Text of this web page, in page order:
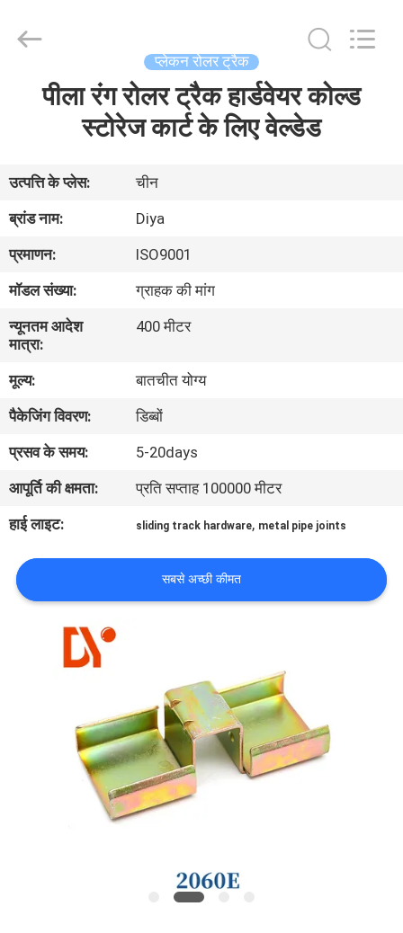
हमारे
बारे
कारखाना
गुणवत्ता
नियंत्रण
संपर्क
समाचार
प्लेकन रोलर ट्रैक
पीला रंग रोलर ट्रैक हार्डवेयर कोल्ड
स्टोरेज कार्ट के लिए वेल्डेड
उत्पत्ति के प्लेस:
चीन
ब्रांड नाम:
Diya
प्रमाणन:
ISO9001
मॉडल संख्या:
ग्राहक की मांग
न्यूनतम आदेश
मात्रा:
400 मीटर
मूल्य:
बातचीत योग्य
पैकेजिंग विवरण:
डिब्बों
प्रसव के समय:
5-20days
आपूर्ति की क्षमता:
प्रति सप्ताह 100000 मीटर
हाई लाइट:
sliding track hardware, metal pipe joints
सबसे अच्छी कीमत